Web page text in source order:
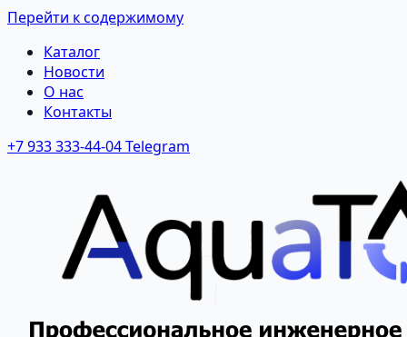
Перейти к содержимому
Каталог
Новости
О нас
Контакты
+7 933 333-44-04Telegram